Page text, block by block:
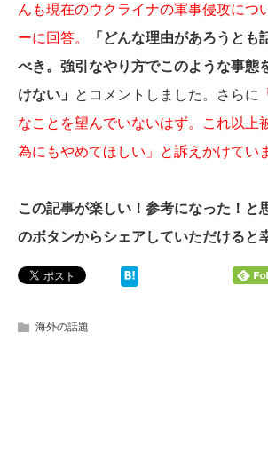
んも現在のウクライナの軍事侵攻につ
ーに回答。
「どんな理由があろうとも
べき。強引なやり方でこのような事態
けない」
とコメントしました。さらに
なことを望んでいないはず。これ以上
為にもやめてほしい」と訴えかけてい
この記事が楽しい！参考になった！と
のボタンからシェアしていただけると
海外の話題